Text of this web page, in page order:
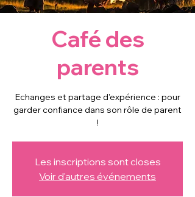
Café des
parents
Echanges et partage d'expérience : pour
garder confiance dans son rôle de parent
!
Les inscriptions sont closes
Voir d'autres événements